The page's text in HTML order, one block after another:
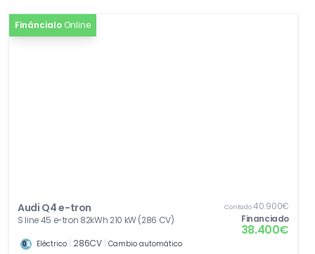
[4K5]Llave confort, sin cierre de seguridad
Fináncialo Online
Audi Q4 e-tron
S line 45 e-tron 82kWh 210 kW (286 CV)
Contado40.900€
Financiado
38.400€
Eléctrico 286CV Cambio automático